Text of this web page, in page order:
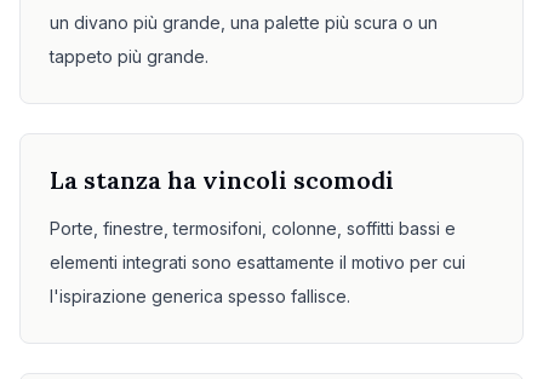
un divano più grande, una palette più scura o un
tappeto più grande.
La stanza ha vincoli scomodi
Porte, finestre, termosifoni, colonne, soffitti bassi e
elementi integrati sono esattamente il motivo per cui
l'ispirazione generica spesso fallisce.